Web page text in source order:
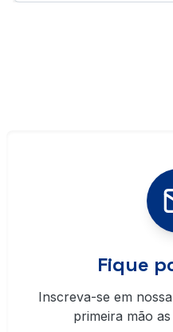
Fique
Inscreva-se em
primeira mão